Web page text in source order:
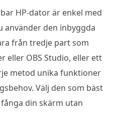
HP-dator är enkel med
använder den inbyggda
från tredje part som
eller OBS Studio, eller ett
metod unika funktioner
Välj den som bäst
din skärm utan